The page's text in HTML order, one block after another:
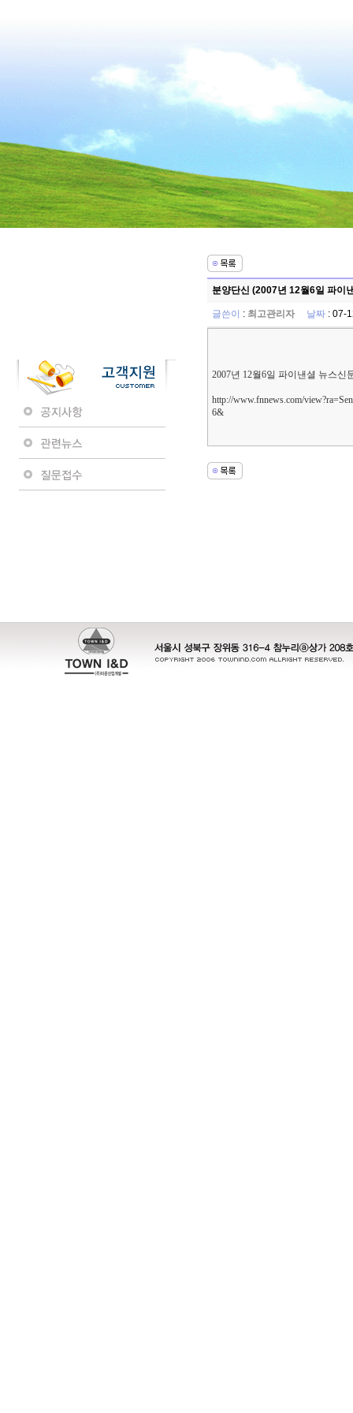
분양단신 (2007년 12월6일 파이
글쓴이 : 최고관리자 날짜 : 07-
2007년 12월6일 파이낸셜 뉴스신
http://www.fnnews.com/
6&